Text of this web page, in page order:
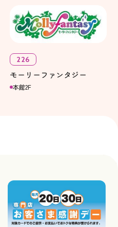
226
モーリーファンタジー
本館2F